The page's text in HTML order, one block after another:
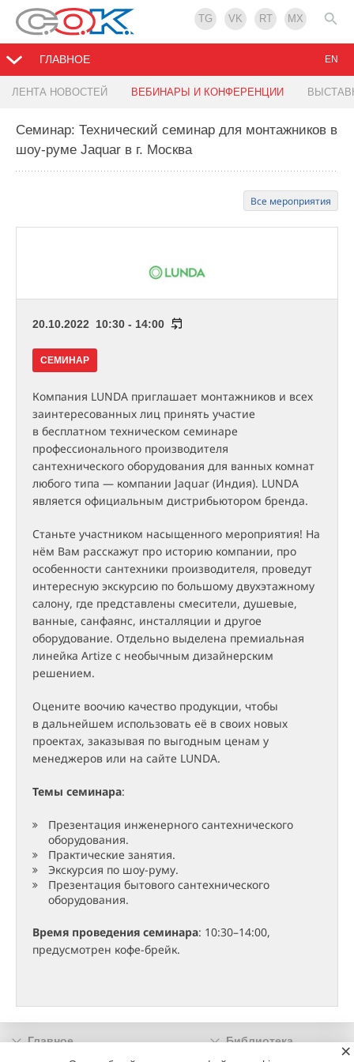
TG VK RT MX
ГЛАВНОЕ
ЛЕНТА НОВОСТЕЙ ВЕБИНАРЫ И КОНФЕРЕНЦИИ
EN
Семинар: Технический семинар для монтажников в
шоу-руме Jaquar в г. Москва
Все мероприятия
20.10.2022 10:30 - 14:00
СЕМИНАР
Компания LUNDA приглашает монтажников и всех
заинтересованных лиц принять участие
в бесплатном техническом семинаре
профессионального производителя
сантехнического оборудования для ванных комнат
любого типа — компании Jaquar (Индия). LUNDA
является официальным дистрибьютором бренда.
Станьте участником насыщенного мероприятия! На
нём Вам расскажут про историю компании, про
особенности сантехники производителя, проведут
интересную экскурсию по большому двухэтажному
салону, где представлены смесители, душевые,
ванные, санфаянс, инсталляции и другое
оборудование. Отдельно выделена премиальная
линейка Artize с необычным дизайнерским
решением.
Оцените воочию качество продукции, чтобы
в дальнейшем использовать её в своих новых
проектах, заказывая по выгодным ценам у
менеджеров или на сайте LUNDA.
Темы семинара:
Презентация инженерного сантехнического
оборудования.
Практические занятия.
Экскурсия по шоу-руму.
Презентация бытового сантехнического
оборудования.
Время проведения семинара: 10:30–14:00,
предусмотрен кофе-брейк.
Главное
Библиотека
×